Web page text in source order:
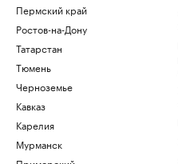
Пермский край
Ростов-на-Дону
Татарстан
Тюмень
Черноземье
Кавказ
Карелия
Мурманск